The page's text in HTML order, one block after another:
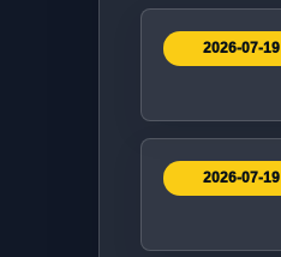
2026-07-19
2026-07-19